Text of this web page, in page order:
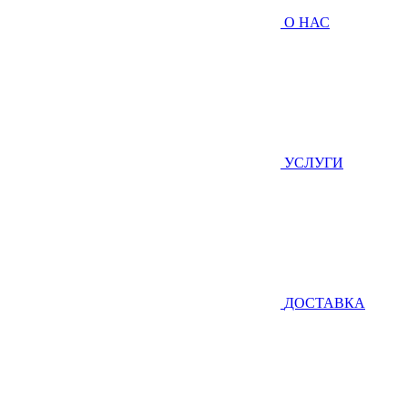
О НАС
УСЛУГИ
ДОСТАВКА